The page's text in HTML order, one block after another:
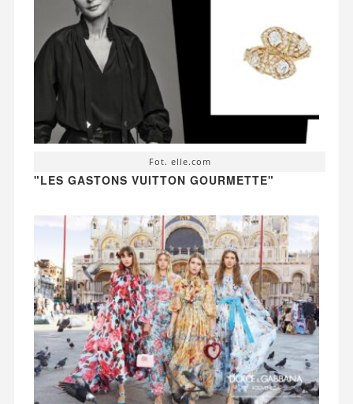
Fot. elle.com
"LES GASTONS VUITTON GOURMETTE"